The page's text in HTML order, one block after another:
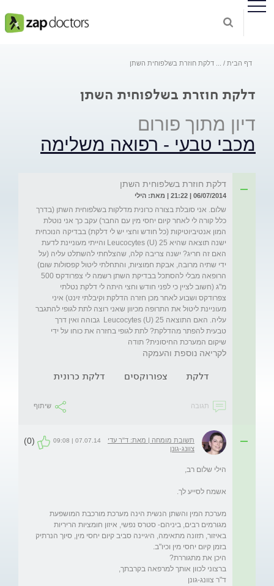
דף הבית דלקת חוזרת בשלפוחית השתן
דלקת חוזרת בשלפוחית השתן
דיון מתוך פורום
מכבי טבעי - רפואה משלימה
דלקת חוזרת בשלפוחית השתן
06/07/2014 | 21:22 | מאת: הילי
שלום. אני סובלת בצורה כרונית מדלקות בשלפוחית השתן (בדרך
כלל קורה לי לאחר קיום יחסי מין עם החבר) עקב כך אני נוטלת
המון אנטיביוטיקות (כל חודש וחצי יש לי דלקת) בבדיקה הנוכחית
ישנה תוצאה שהיא Leucocytes (U) 25 והייתי מעוניינת לדעת
האם זה חריג? ישנה צריבה קלה, שהצלחתי להשתלט עליה (על
ידי שתיה מרובה, אבקת חמוציות, והתחלתי ליטול קפסולות שום)
מ"ג (חשוב לציין כי לפני חודש וחצי היתה לי דלקת נטלתי
צפרודקס ושבוע לאחר מכן חזרה הדלקת וקיבלתי זינט) איני
מעוניינת ליטול את התרופה מכיוון שאני רוצה לתת לגופי להתגבר
עליה. האם התוצאה Leucocytes (U) 25  גבוהה ואין דרך
טבעית להפתר מהדלקת? לתת לגופי בחזרה את כוחו על ידי
שיקום המערכת החיסונית? תודה
לקריאה נוספת והעמקה
דלקת צפורוקסים דלקת כרונית
תגובה שיתוף
תשובת מומחה | מאת: ד"ר עדי
צוונג-גונן
07.07.14 | 09:08
(0)
מערכת המין והשתן הנשית הינה מערכת מורכבת המושפעת
מגורמים רבים, ביניהם- סטרס נפשי, איזון חומציות הריריות
באיזור, תזונה מתאימה, היגיינה סביב קיום יחסי מין, סיוך הנרתיק
ד"ר צוונג-גונן